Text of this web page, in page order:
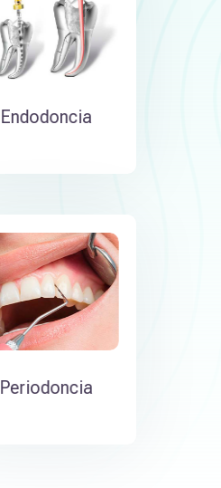
Endodoncia
Periodoncia